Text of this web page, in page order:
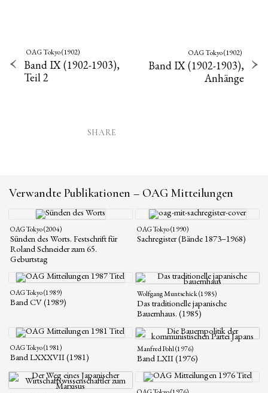
OAG Tokyo (1902)
Band IX (1902-1903),
Teil 2
OAG Tokyo (1902)
Band IX (1902-1903),
Anhänge
SHARE
Verwandte Publikationen – OAG Mitteilungen
OAG Tokyo (2004)
Sünden des Worts. Festschrift für
Roland Schneider zum 65.
Geburtstag
OAG Tokyo (1990)
Sachregister (Bände 1873–1968)
OAG Tokyo (1989)
Band CV (1989)
Wolfgang Muntschick (1985)
Das traditionelle japanische
Bauernhaus. (1985)
OAG Tokyo (1981)
Band LXXXVII (1981)
Manfred Pohl (1976)
Band LXII (1976)